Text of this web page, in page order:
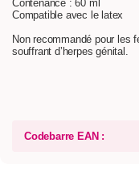
Contenance : 60 ml
Compatible avec le latex
Non recommandé pour les
souffrant d’herpes génital.
Codebarre EAN :